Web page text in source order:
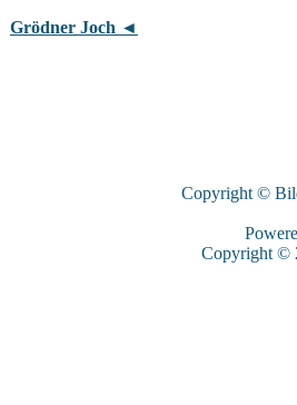
Grödner Joch ◄
Copyright ©
Copyright ©